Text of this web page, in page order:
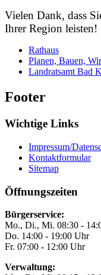
Vielen Dank, dass
Ihrer Region leisten!
Rathaus
Planen, Bauen,
Landratsamt Bad
Footer
Wichtige Links
Impressum/
Kontaktformular
Sitemap
Öffnungszeiten
Bürgerservice:
Mo., Di., Mi. 08:30 -
Do. 14:00 - 19:00 Uhr
Fr. 07:00 - 12:00 Uhr
Verwaltung: